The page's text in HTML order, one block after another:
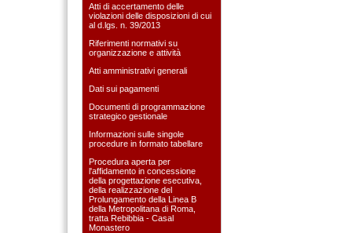
Atti di accertamento delle
violazioni delle disposizioni di cui
al d.lgs. n. 39/2013
Riferimenti normativi su
organizzazione e attività
Atti amministrativi generali
Dati sui pagamenti
Documenti di programmazione
strategico gestionale
Informazioni sulle singole
procedure in formato tabellare
Procedura aperta per
l'affidamento in concessione
della progettazione esecutiva,
della realizzazione del
Prolungamento della Linea B
della Metropolitana di Roma,
tratta Rebibbia - Casal
Monastero